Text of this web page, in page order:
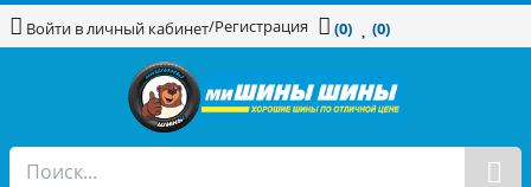
Войти в личный кабинет/Регистрация (0) (0)